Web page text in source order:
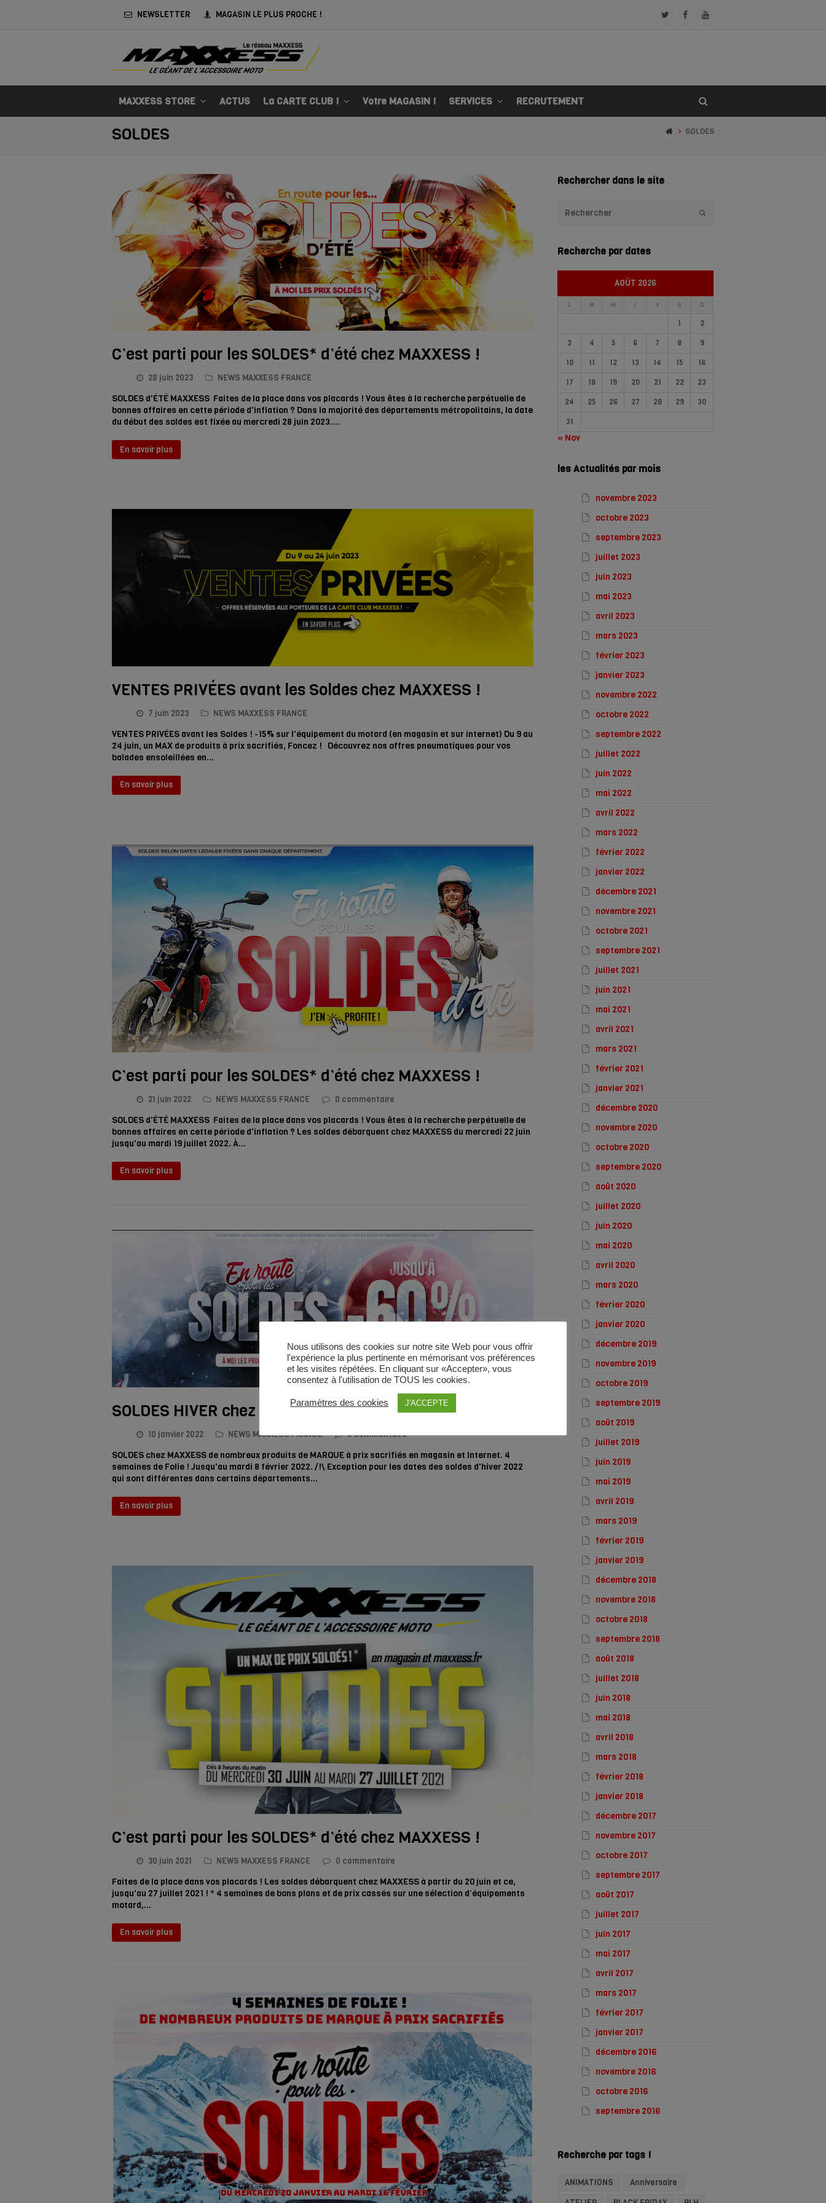
NEWSLETTER MAGASIN LE PLUS PROCHE !
TwitterFacebookYoutube
MAXXESS STORE ACTUS La CARTE CLUB ! Votre MAGASIN ! SERVICES RECRUTEMENT
SOLDES SOLDES
C’est parti pour les SOLDES* d’été chez MAXXESS !
28 juin 2023 NEWS MAXXESS FRANCE
SOLDES d'ÉTÉ MAXXESS Faites de la place dans vos placards ! Vous êtes à la recherche perpétuelle de
bonnes affaires en cette période d'inflation ? Dans la majorité des départements métropolitains, la date
du début des soldes est fixée au mercredi 28 juin 2023.…
En savoir plus
VENTES PRIVÉES avant les Soldes chez MAXXESS !
7 juin 2023 NEWS MAXXESS FRANCE
VENTES PRIVÉES avant les Soldes ! -15% sur l'équipement du motard (en magasin et sur internet) Du 9 au
24 juin, un MAX de produits à prix sacrifiés, Foncez ! Découvrez nos offres pneumatiques pour vos
balades ensoleillées en…
En savoir plus
C’est parti pour les SOLDES* d’été chez MAXXESS !
21 juin 2022 NEWS MAXXESS FRANCE 0 commentaire
SOLDES d'ÉTÉ MAXXESS Faites de la place dans vos placards ! Vous êtes à la recherche perpétuelle de
bonnes affaires en cette période d'inflation ? Les soldes débarquent chez MAXXESS du mercredi 22 juin
jusqu'au mardi 19 juillet 2022. À…
En savoir plus
SOLDES HIVER chez MAXXESS
10 janvier 2022 NEWS MAXXESS FRANCE 0 commentaire
SOLDES chez MAXXESS de nombreux produits de MARQUE à prix sacrifiés en magasin et Internet. 4
semaines de Folie ! Jusqu'au mardi 8 février 2022. /!\ Exception pour les dates des soldes d'hiver 2022
qui sont différentes dans certains départements…
En savoir plus
C’est parti pour les SOLDES* d’été chez MAXXESS !
30 juin 2021 NEWS MAXXESS FRANCE 0 commentaire
Faites de la place dans vos placards ! Les soldes débarquent chez MAXXESS à partir du 20 juin et ce,
jusqu'au 27 juillet 2021 ! * 4 semaines de bons plans et de prix cassés sur une sélection d’équipements
motard,…
En savoir plus
Rechercher dans le site
Recherche par dates
AOÛT 2026
L M M J V S D
1
2
3
4 5 6 7 8
9
10
11 12 13 14 15
16
17
18 19 20 21 22
23
24
25 26 27 28 29
30
31
« Nov
les Actualités par mois
novembre 2023
octobre 2023
septembre 2023
juillet 2023
juin 2023
mai 2023
avril 2023
mars 2023
février 2023
janvier 2023
novembre 2022
octobre 2022
septembre 2022
juillet 2022
juin 2022
mai 2022
avril 2022
mars 2022
février 2022
janvier 2022
décembre 2021
novembre 2021
octobre 2021
septembre 2021
juillet 2021
juin 2021
mai 2021
avril 2021
mars 2021
février 2021
janvier 2021
décembre 2020
novembre 2020
octobre 2020
septembre 2020
août 2020
juillet 2020
juin 2020
mai 2020
avril 2020
mars 2020
février 2020
janvier 2020
décembre 2019
novembre 2019
octobre 2019
septembre 2019
août 2019
juillet 2019
juin 2019
mai 2019
avril 2019
mars 2019
février 2019
janvier 2019
décembre 2018
novembre 2018
octobre 2018
septembre 2018
août 2018
juillet 2018
juin 2018
mai 2018
avril 2018
mars 2018
février 2018
janvier 2018
décembre 2017
novembre 2017
octobre 2017
septembre 2017
août 2017
juillet 2017
juin 2017
mai 2017
avril 2017
mars 2017
février 2017
janvier 2017
décembre 2016
novembre 2016
octobre 2016
septembre 2016
Recherche par tags !
ANIMATIONS
Anniversaire
Nous utilisons des cookies sur notre site Web pour vous offrir
l'expérience la plus pertinente en mémorisant vos préférences
et les visites répétées. En cliquant sur «Accepter», vous
consentez à l'utilisation de TOUS les cookies.
Paramètres des cookies J'ACCEPTE